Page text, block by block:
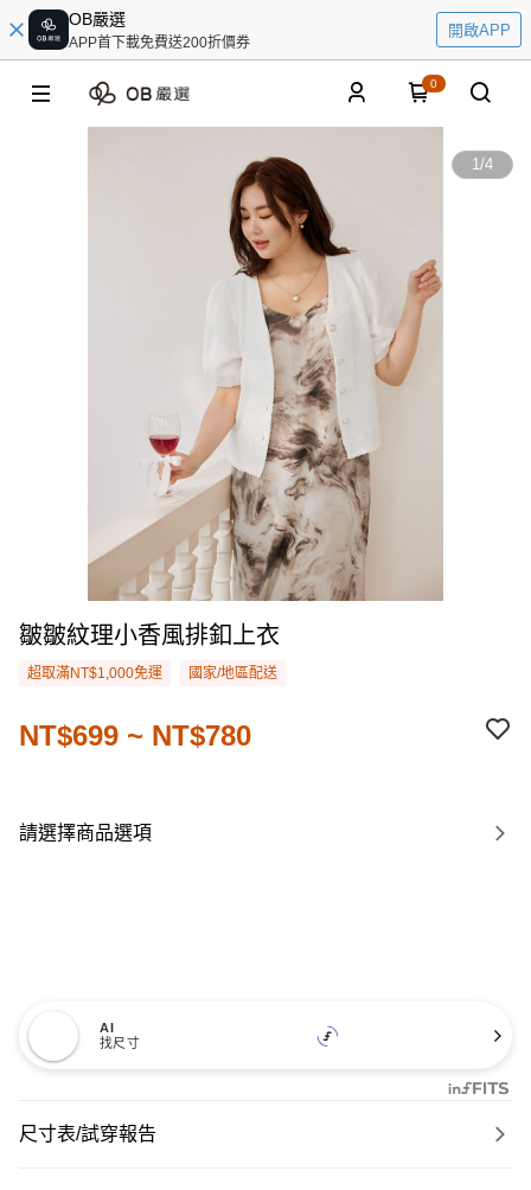
OB嚴選
APP首下載免費送200折價券
開啟APP
0
1/4
皺皺紋理小香風排釦上衣
超取滿NT$1,000免運 國家/地區配送
NT$699 ~ NT$780
請選擇商品選項
AI
找尺寸
尺寸表/試穿報告